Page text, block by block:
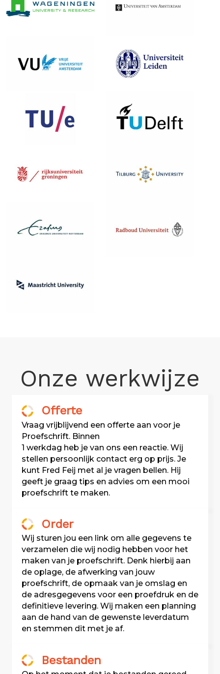
Onze werkwijze
Offerte
Vraag vrijblijvend een offerte aan voor je
Proefschrift. Binnen
1 werkdag heb je van ons een reactie. Wij
stellen persoonlijk contact erg op prijs. Je
kunt Fred Feij met al je vragen bellen. Hij
geeft je graag tips en advies om een mooi
proefschrift te maken.
Order
Wij sturen jou een link om alle gegevens te
verzamelen die wij nodig hebben voor het
maken van je proefschrift. Denk hierbij aan
de oplage, de afwerking van jouw
proefschrift, de opmaak van je omslag en
de adresgegevens voor een proefdruk en de
definitieve levering. Wij maken een planning
aan de hand van de gewenste leverdatum
en stemmen dit met je af.
Bestanden